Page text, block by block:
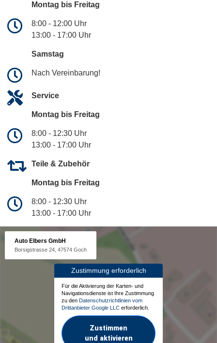
Montag bis Freitag
8:00 - 12:00 Uhr
13:00 - 17:00 Uhr
Samstag
Nach Vereinbarung!
Service
Montag bis Freitag
8:00 - 12:30 Uhr
13:00 - 17:00 Uhr
Teile & Zubehör
Montag bis Freitag
8:00 - 12:30 Uhr
13:00 - 17:00 Uhr
Auto Elbers GmbH
Borsigstrasse 24, 47574 Goch
Zustimmung erforderlich
Für die Aktivierung der Karten- und
Navigationsdienste ist Ihre Zustimmung
zu den Datenschutzrichtlinien vom
Drittanbieter Google LLC erforderlich.
Zustimmen
und aktivieren